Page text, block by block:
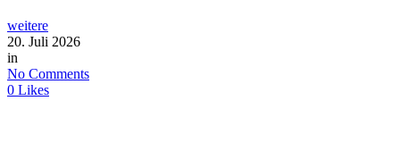
weitere
20. Juli 2026
in
No Comments
0 Likes